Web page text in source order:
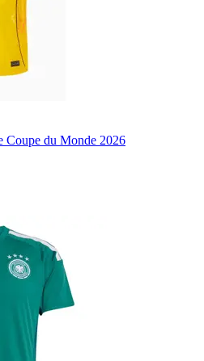
Coupe du Monde 2026